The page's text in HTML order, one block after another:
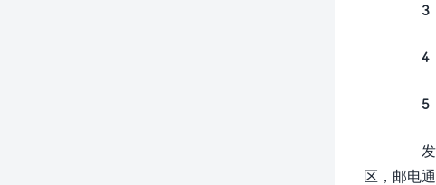
3，
4，
5，
发电
区，邮电